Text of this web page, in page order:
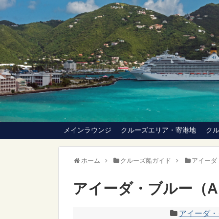
メインラウンジ クルーズエリア・寄港地 ク
ホーム クルーズ船ガイド アイー
アイーダ・ブルー（
アイーダ